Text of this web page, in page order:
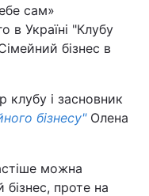
сам»
в Україні "Клубу
бізнес в
клубу і засновник
бізнесу"Олена
можна
проте на